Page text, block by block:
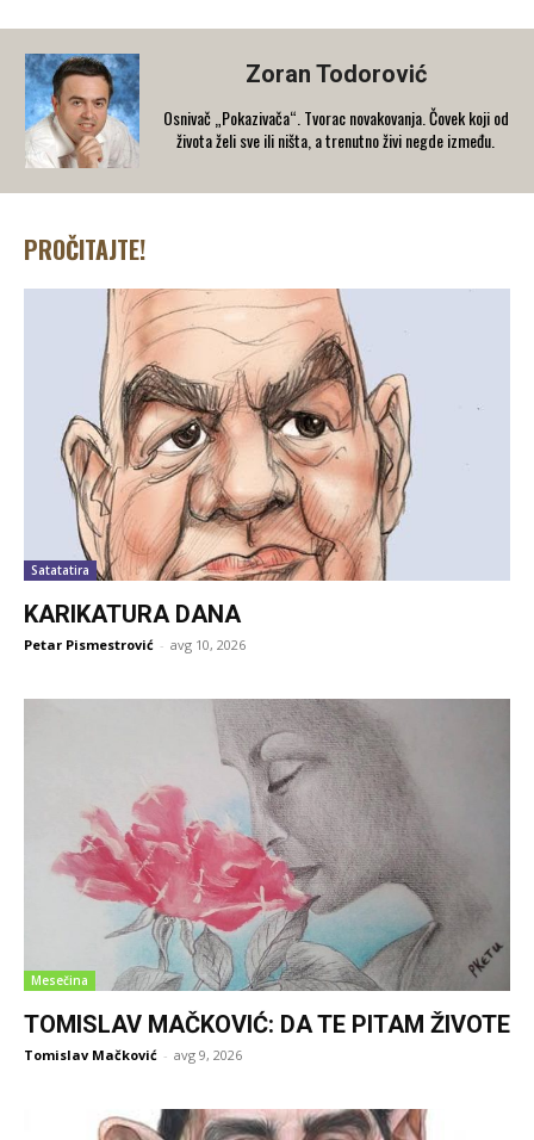
Zoran Todorović
Osnivač „Pokazivača“. Tvorac novakovanja. Čovek koji od
života želi sve ili ništa, a trenutno živi negde između.
PROČITAJTE!
Satatatira
KARIKATURA DANA
Petar Pismestrović - avg 10, 2026
Mesečina
TOMISLAV MAČKOVIĆ: DA TE PITAM ŽIVOTE
Tomislav Mačković - avg 9, 2026